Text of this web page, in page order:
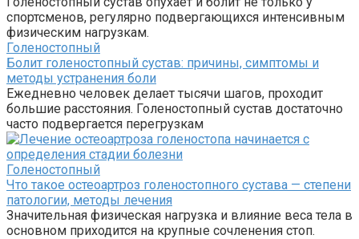
спортсменов, регулярно подвергающихся интенсивным
физическим нагрузкам.
Голеностопный
Болит голеностопный сустав: причины, симптомы и
методы устранения боли
Ежедневно человек делает тысячи шагов, проходит
большие расстояния. Голеностопный сустав достаточно
часто подвергается перегрузкам
Голеностопный
Что такое остеоартроз голеностопного сустава — степени
патологии, методы лечения
Значительная физическая нагрузка и влияние веса тела в
основном приходится на крупные сочленения стоп.